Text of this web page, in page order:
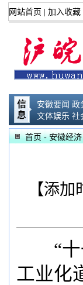
网站首页 加入收藏
安徽要闻 政
文体娱乐 社
首页- 安徽经济
【添
“十一
工业化